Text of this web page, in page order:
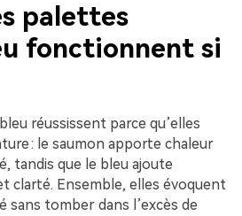
palettes
fonctionnent si
réussissent parce qu’elles
: le saumon apporte chaleur
tandis que le bleu ajoute
clarté. Ensemble, elles évoquent
sans tomber dans l’excès de